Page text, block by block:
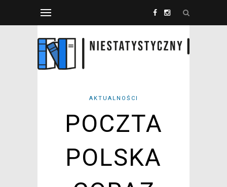
AKTUALNOŚCI
POCZTA
POLSKA